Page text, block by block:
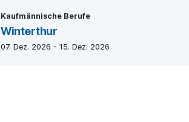
Kaufmännische Berufe
Winterthur
07. Dez. 2026 - 15. Dez. 2026